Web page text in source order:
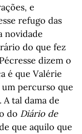
e
refugo das
novidade
do que fez
dizem o
é que Valérie
um percurso que
tal dama de
do Diário de
que aquilo que